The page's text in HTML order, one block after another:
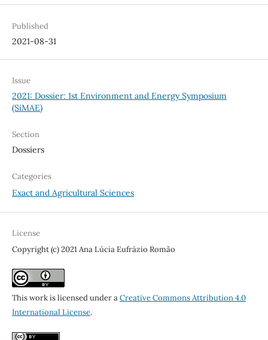
Published
2021-08-31
Issue
2021: Dossier: 1st Environment and Energy Symposium
(SiMAE)
Section
Dossiers
Categories
Exact and Agricultural Sciences
License
Copyright (c) 2021 Ana Lúcia Eufrázio Romão
This work is licensed under aCreative Commons Attribution 4.0
International License.